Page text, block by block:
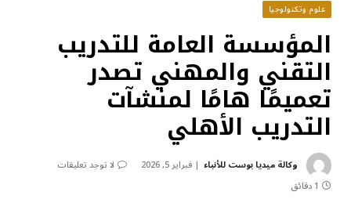
علوم وتكنولوجيا
المؤسسة العامة للتدريب
التقني والمهني تصدر
تعميمًا هامًا لمنشآت
التدريب الأهلي
وكالة ميديا بوست للأنباء فبراير 5, 2026
لا توجد تعليقات
1 دقائق